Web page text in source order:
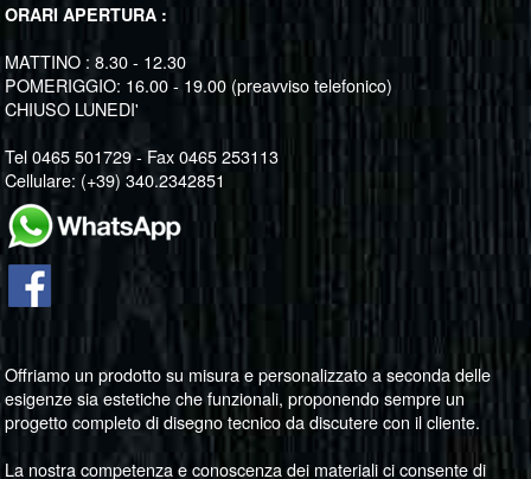
ORARI APERTURA :
MATTINO : 8.30 - 12.30
POMERIGGIO: 16.00 - 19.00 (preavviso telefonico)
CHIUSO LUNEDI'
Tel 0465 501729 - Fax 0465 253113
Cellulare: (+39) 340.2342851
Offriamo un prodotto su misura e personalizzato a seconda delle
esigenze sia estetiche che funzionali, proponendo sempre un
progetto completo di disegno tecnico da discutere con il cliente.
La nostra competenza e conoscenza dei materiali ci consente di